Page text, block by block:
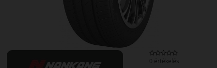
0 értékelés